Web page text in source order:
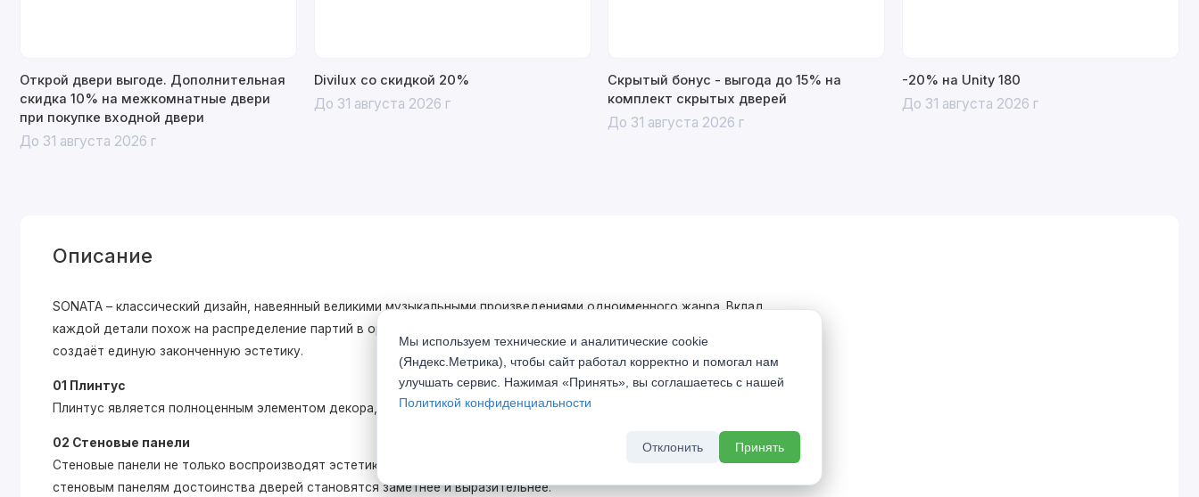
Открой двери выгоде. Дополнительная
скидка 10% на межкомнатные двери
при покупке входной двери
До 31 августа 2026 г
Divilux со скидкой 20%
До 31 августа 2026 г
Скрытый бонус - выгода до 15% на
комплект скрытых дверей
До 31 августа 2026 г
-20% на Unity 180
До 31 августа 2026 г
Описание
SONATA – классический дизайн, навеянный великими музыкальными произведениями одноименного жанра. Вклад
каждой детали похож на распределение партий в оркестре, где только гармоничное звучание всех участников
создаёт единую законченную эстетику.
01 Плинтус
Плинтус является полноценным элементом декора, который придаёт интерьеру целостность.
02 Стеновые панели
Стеновые панели не только воспроизводят эстетику двери, но и вносят в интерьер порядок. Благодаря
стеновым панелям достоинства дверей становятся заметнее и выразительнее.
Мы используем технические и аналитические cookie
(Яндекс.Метрика), чтобы сайт работал корректно и помогал нам
улучшать сервис. Нажимая «Принять», вы соглашаетесь с нашей
Политикой конфиденциальности
Отклонить Принять